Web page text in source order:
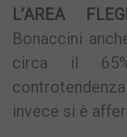
L’AREA
Bonaccini
circa il
invece si è